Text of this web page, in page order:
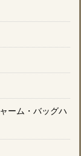
ーム・バッグハ